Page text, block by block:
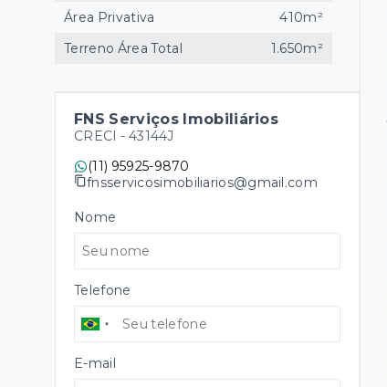
Área Privativa
410m²
Terreno Área Total
1.650m²
FNS Serviços Imobiliários
CRECI - 43144J
(11) 95925-9870
fnsservicosimobiliarios@gmail.com
Nome
Telefone
E-mail